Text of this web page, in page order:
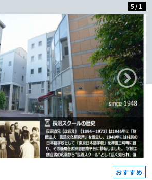
おすすめ
5 /1